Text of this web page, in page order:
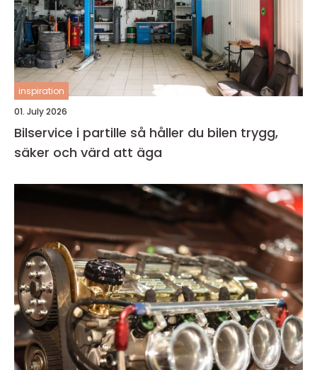
inspiration
01. July 2026
Bilservice i partille så håller du bilen trygg,
säker och värd att äga